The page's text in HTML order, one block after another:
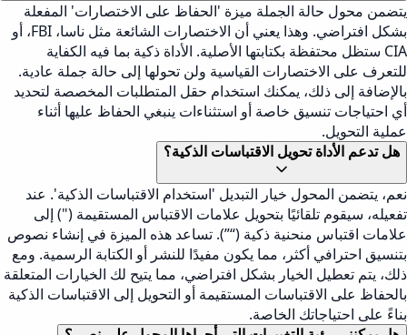
يتضمن محول حالة الجملة ميزة 'الحفاظ على الاختصارات' المفعلة
بشكل افتراضي. وهذا يعني أن الاختصارات الشائعة مثل ناسا، FBI، أو
CIA ستظل محتفظة بكتابتها الأصلية. الأداة ذكية بما فيه الكفاية
للتعرف على الاختصارات القياسية ولن تحولها إلى حالة جملة عادية.
بالإضافة إلى ذلك، يمكنك استخدام حقل المتطلبات المخصصة لتحديد
أي احتياجات تنسيق خاصة أو استثناءات ينبغي الحفاظ عليها أثناء
عملية التحويل.
هل تدعم الأداة تحويل الاقتباسات الذكية؟
نعم، يتضمن المحول خيار التبديل 'استخدام الاقتباسات الذكية'. عند
تفعيله، سيقوم تلقائيًا بتحويل علامات الاقتباس المستقيمة (") إلى
علامات اقتباس منحنية ذكية (“”). تساعد هذه الميزة في إنشاء نصوص
بتنسيق احترافي أكثر، مما يكون مفيدًا للنشر أو الكتابة الرسمية. ومع
ذلك، يتم تعطيل الخيار بشكل افتراضي، مما يتيح لك الخيارات المتعلقة
بالحفاظ على الاقتباسات المستقيمة أو التحويل إلى الاقتباسات الذكية
بناءً على احتياجاتك الخاصة.